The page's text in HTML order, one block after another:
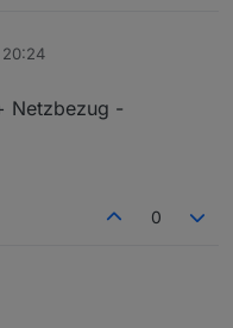
20:24
Netzbezug -
0